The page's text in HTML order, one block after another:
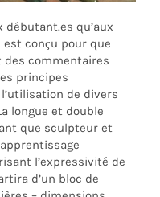
débutant.es qu’aux
conçu pour que
des commentaires
principes
de divers
longue et double
que sculpteur et
l’expressivité de
d’un bloc de